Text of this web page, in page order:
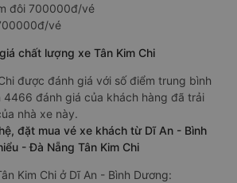
đôi 700000đ/vé
vé
chất lượng xe Tân Kim Chi
được đánh giá với số điểm trung bình
đánh giá của khách hàng đã trải
nhà xe này.
đặt mua vé xe khách từ Dĩ An - Bình
- Đà Nẵng Tân Kim Chi
Kim Chi ở Dĩ An - Bình Dương: